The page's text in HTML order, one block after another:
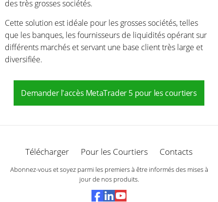
des très grosses sociétés.
Cette solution est idéale pour les grosses sociétés, telles
que les banques, les fournisseurs de liquidités opérant sur
différents marchés et servant une base client très large et
diversifiée.
Demander l'accès MetaTrader 5 pour les courtiers
Télécharger Pour les Courtiers Contacts
Abonnez-vous et soyez parmi les premiers à être informés des mises à
jour de nos produits.